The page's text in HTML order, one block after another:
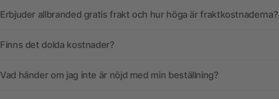
Erbjuder allbranded gratis frakt och hur höga är fraktkostnaderna?
Finns det dolda kostnader?
Vad händer om jag inte är nöjd med min beställning?